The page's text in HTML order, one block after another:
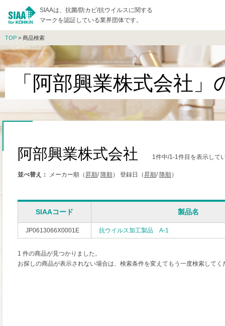
SIAAは、抗菌/防カビ/抗ウイルスに関する
マークを認証している業界団体です。
TOP > 商品検索
「阿部興業株式会社」
阿部興業株式会社 1件中/1-1件目を表示して
並べ替え： メーカー順（昇順/ 降順） 登録日（昇順/ 降順）
SIAAコード 製品名
JP0613066X0001E 抗ウイルス加工製品 A-1
1 件の商品が見つかりました。
お探しの商品が表示されない場合は、検索条件を変えてもう一度検索してく